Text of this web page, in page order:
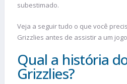
subestimado.
Veja a seguir tudo o que você
Grizzlies antes de assistir a um
Qual a história
Grizzlies?